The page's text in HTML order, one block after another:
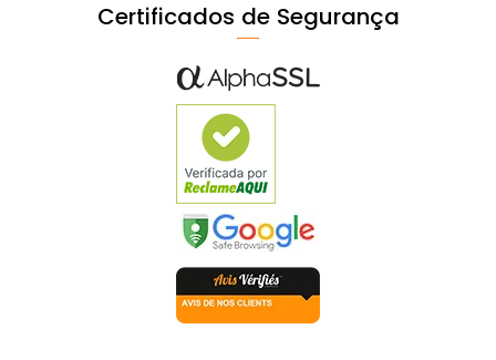
Certificados de Segurança